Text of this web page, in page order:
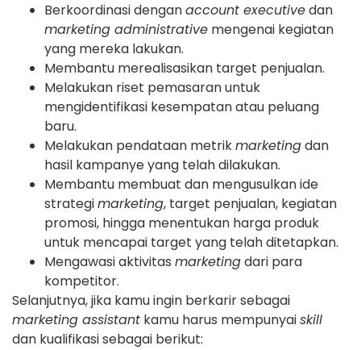
Berkoordinasi denganaccount executivedan
marketing administrative mengenai kegiatan
yang mereka lakukan.
Membantu merealisasikan target penjualan.
Melakukan riset pemasaran untuk
mengidentifikasi kesempatan atau peluang
baru.
Melakukan pendataan metrikmarketingdan
hasil kampanye yang telah dilakukan.
Membantu membuat dan mengusulkan ide
strategimarketing, target penjualan, kegiatan
promosi, hingga menentukan harga produk
untuk mencapai target yang telah ditetapkan.
Mengawasi aktivitas marketingdari para
kompetitor.
Selanjutnya, jika kamu ingin berkarir sebagai
marketing assistant kamu harus mempunyaiskill
dan kualifikasi sebagai berikut: